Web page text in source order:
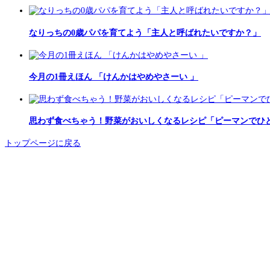
なりっちの0歳パパを育てよう「主人と呼ばれたいですか？」
今月の1冊えほん 「けんかはやめやさーい 」
思わず食べちゃう！野菜がおいしくなるレシピ「ピーマンで
トップページに戻る